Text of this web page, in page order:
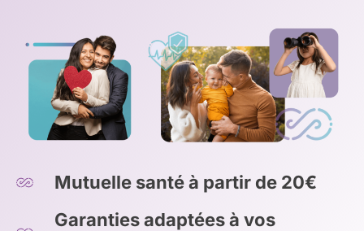
Mutuelle santé à partir de 20€
Garanties adaptées à vos